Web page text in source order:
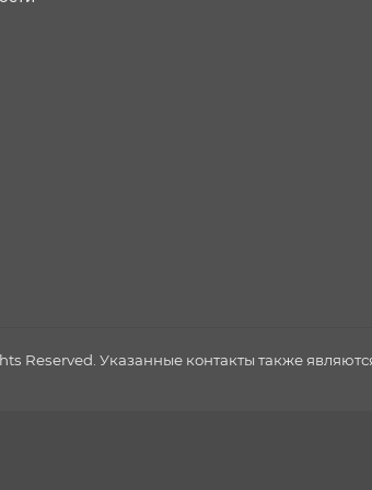
Reserved. Указанные контакты также